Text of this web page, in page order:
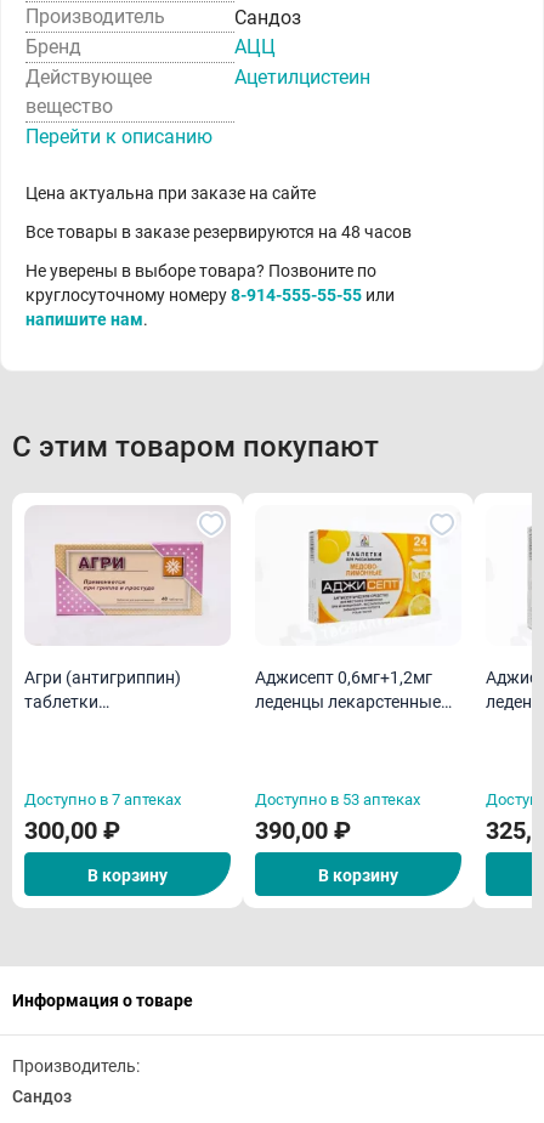
Производитель
Сандоз
Бренд
АЦЦ
Действующее
вещество
Ацетилцистеин
Перейти к описанию
Цена актуальна при заказе на сайте
Все товары в заказе резервируются на 48 часов
Не уверены в выборе товара? Позвоните по
круглосуточному номеру8-914-555-55-55 или
напишите нам.
С этим товаром покупают
Агри (антигриппин)
таблетки
Доступно в 7 аптеках
300,00 ₽
В корзину
Аджисепт 0,6мг+1,2мг
леденцы лекарстенные
Доступно в 53 аптеках
390,00 ₽
В корзину
Информация о товаре
Производитель:
Сандоз